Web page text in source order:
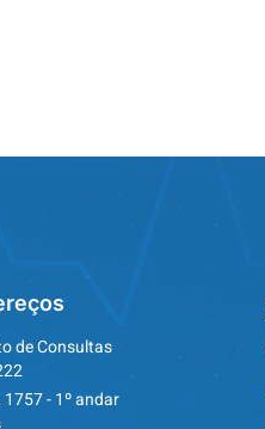
de Consultas
- 1º andar